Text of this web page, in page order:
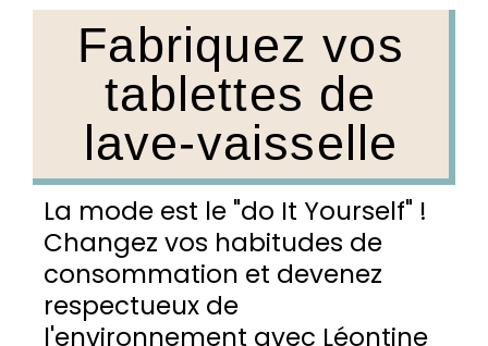
Fabriquez vos
tablettes de
lave-vaisselle
La mode est le "do It Yourself" !
Changez vos habitudes de
consommation et devenez
respectueux de
l'environnement avec Léontine